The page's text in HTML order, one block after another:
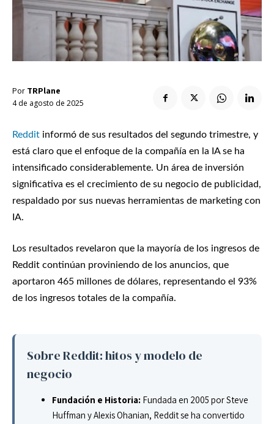
Enlaces útiles
Registro / Entrar
Suscribir
Registro / Entrar Suscribir
Contacto
Aviso Legal Política de cookies
Por TRPlane
4 de agosto de 2025
Reddit informó de sus resultados del segundo trimestre, y
está claro que el enfoque de la compañía en la IA se ha
intensificado considerablemente. Un área de inversión
significativa es el crecimiento de su negocio de publicidad,
respaldado por sus nuevas herramientas de marketing con
IA.
Los resultados revelaron que la mayoría de los ingresos de
Reddit continúan proviniendo de los anuncios, que
aportaron 465 millones de dólares, representando el 93%
de los ingresos totales de la compañía.
Sobre Reddit: hitos y modelo de
negocio
Fundación e Historia: Fundada en 2005 por Steve
Huffman y Alexis Ohanian, Reddit se ha convertido